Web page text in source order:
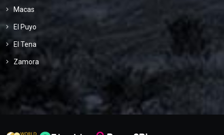
Macas
El Puyo
El Tena
Zamora